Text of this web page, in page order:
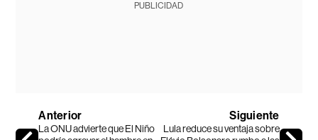
PUBLICIDAD
Anterior
La ONU advierte que El Niño
Siguiente
Lula reduce su ventaja sobre